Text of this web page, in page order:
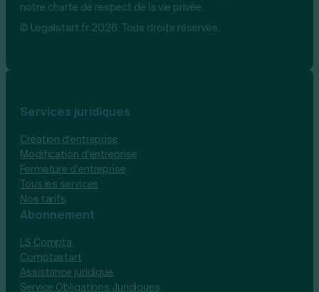
notre charte de respect de la vie privée.
© Legalstart.fr 2026. Tous droits réservés.
Services juridiques
Création d’entreprise
Modification d’entreprise
Fermeture d’entreprise
Tous les services
Nos tarifs
Abonnement
LS Compta
Comptastart
Assistance juridique
Service Obligations Juridiques